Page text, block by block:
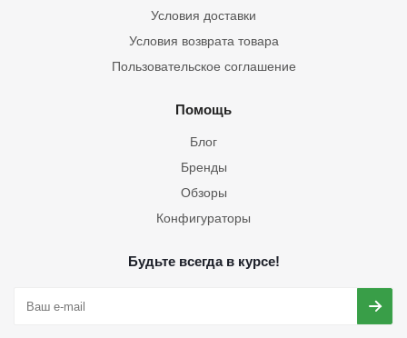
Условия доставки
Условия возврата товара
Пользовательское соглашение
Помощь
Блог
Бренды
Обзоры
Конфигураторы
Будьте всегда в курсе!